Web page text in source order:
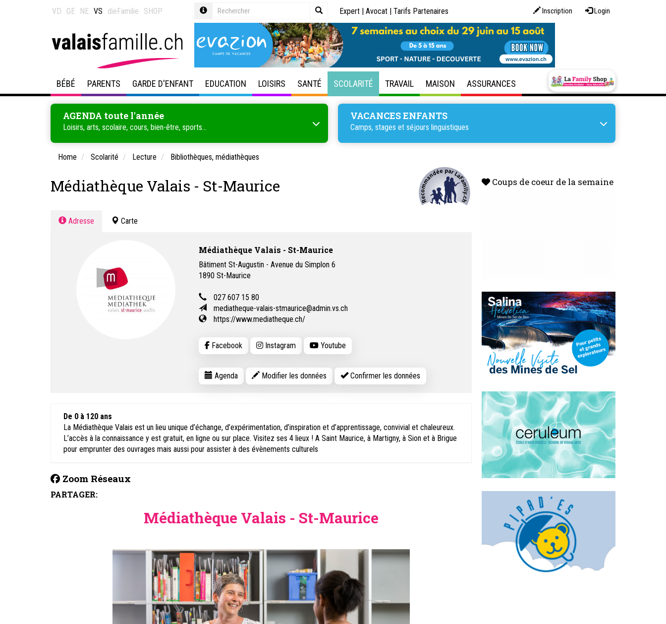
VD GE NE VS dieFamilie SHOP Inscription Login
Expert | Avocat | Tarifs Partenaires
BÉBÉ PARENTS GARDE D'ENFANT EDUCATION LOISIRS SANTÉ SCOLARITÉ TRAVAIL MAISON ASSURANCES
AGENDA toute l'année
Loisirs, arts, scolaire, cours, bien-être, sports...
VACANCES ENFANTS
Camps, stages et séjours linguistiques
Home Scolarité Lecture Bibliothèques, médiathèques
Médiathèque Valais - St-Maurice
Adresse Carte
Médiathèque Valais - St-Maurice
Bâtiment St-Augustin - Avenue du Simplon 6
1890 St-Maurice
027 607 15 80
mediatheque-valais-stmaurice@admin.vs.ch
https://www.mediatheque.ch/
Facebook Instagram Youtube
Agenda Modifier les données Confirmer les données
De 0 à 120 ans
La Médiathèque Valais est un lieu unique d’échange, d’expérimentation, d’inspiration et d’apprentissage, convivial et chaleureux.
L’accès à la connaissance y est gratuit, en ligne ou sur place. Visitez ses 4 lieux ! A Saint Maurice, à Martigny, à Sion et à Brigue
pour emprunter des ouvrages mais aussi pour assister à des évènements culturels
Zoom Réseaux
PARTAGER:
Médiathèque Valais - St-Maurice
Coups de coeur de la semaine